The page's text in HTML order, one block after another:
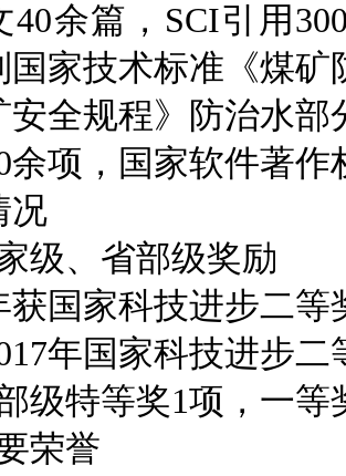
40余篇，SCI引用
国家技术标准《煤
安全规程》防治水
余项，国家软件著作
况
级、省部级奖励
获国家科技进步二
年国家科技进步二
级特等奖1项，一等
荣誉